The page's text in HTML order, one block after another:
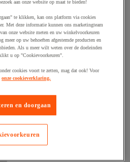
aan onze website op maat te bieden!
te klikken, kan ons platform via cookies
Met deze informatie kunnen ons marketingteam
onze website meten en uw winkelvoorkeuren
meer op uw behoeften afgestemde producten en
Als u meer wilt weten over de doeleinden
u op "Cookievoorkeuren".
cookies voort te zetten, mag dat ook! Voor
onze cookieverklaring.
en doorgaan